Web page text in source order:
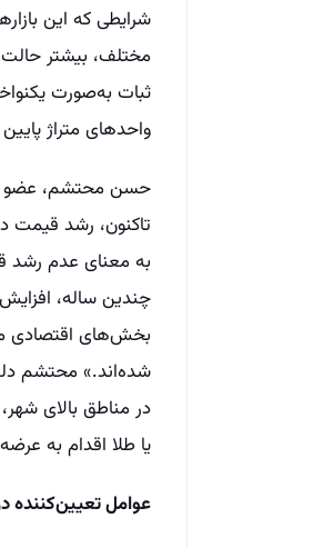
شرایطی که این
مختلف، بیشتر حالت
ثبات به‌صورت
واحدهای متراژ
حسن محتشم، عضو
تاکنون، رشد قیمت
به معنای عدم رشد
چندین ساله،
بخش‌های اقتصادی
شده‌اند.» محتشم
در مناطق بالای
یا طلا اقدام به
عوامل تعیین‌کننده